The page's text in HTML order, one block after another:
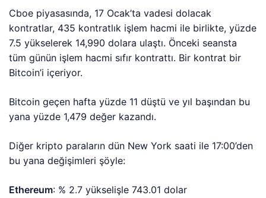
Cboe piyasasında, 17 Ocak’ta vadesi dolacak
kontratlar, 435 kontratlık işlem hacmi ile birlikte, yüzde
7.5 yükselerek 14,990 dolara ulaştı. Önceki seansta
tüm günün işlem hacmi sıfır kontrattı. Bir kontrat bir
Bitcoin’i içeriyor.
Bitcoin geçen hafta yüzde 11 düştü ve yıl başından bu
yana yüzde 1,479 değer kazandı.
Diğer kripto paraların dün New York saati ile 17:00’den
bu yana değişimleri şöyle:
Ethereum: % 2.7 yükselişle 743.01 dolar